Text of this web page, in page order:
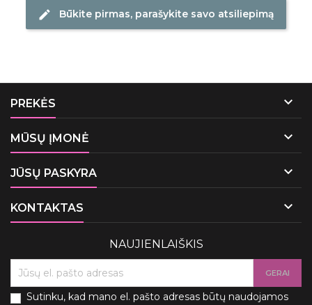
edit Būkite pirmas, parašykite savo atsiliepimą
PREKĖS 
MŪSŲ ĮMONĖ 
JŪSŲ PASKYRA 
KONTAKTAS 
NAUJIENLAIŠKIS
Sutinku, kad mano el. pašto adresas būtų naudojamos